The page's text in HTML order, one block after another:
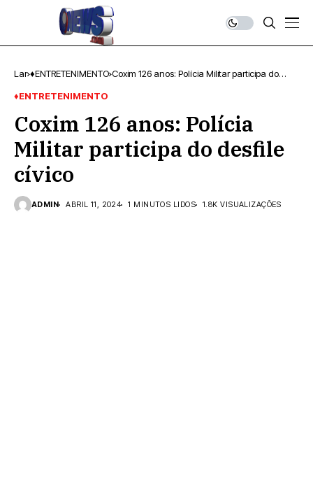
Lar ♦ENTRETENIMENTO Coxim 126 anos: Polícia Militar participa do
♦ENTRETENIMENTO
Coxim 126 anos: Polícia
Militar participa do desfile
cívico
ADMIN ABRIL 11, 2024 1 MINUTOS LIDOS 1.8K VISUALIZAÇÕES